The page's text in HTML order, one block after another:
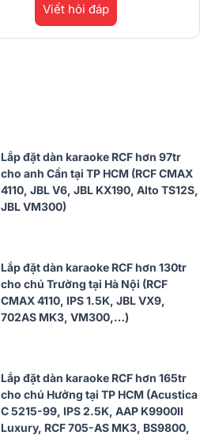
Viết hỏi đáp
Lắp đặt dàn karaoke RCF hơn 97tr
cho anh Cần tại TP HCM (RCF CMAX
4110, JBL V6, JBL KX190, Alto TS12S,
JBL VM300)
Lắp đặt dàn karaoke RCF hơn 130tr
cho chú Trường tại Hà Nội (RCF
CMAX 4110, IPS 1.5K, JBL VX9,
702AS MK3, VM300,…)
Lắp đặt dàn karaoke RCF hơn 165tr
cho chú Hưởng tại TP HCM (Acustica
C 5215-99, IPS 2.5K, AAP K9900II
Luxury, RCF 705-AS MK3, BS9800,